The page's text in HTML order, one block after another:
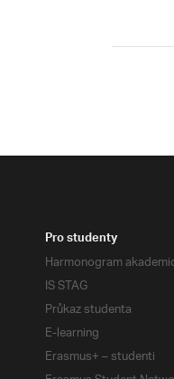
Pro studenty
Harmonogram
IS STAG
Průkaz studenta
E-learning
Erasmus+ – studenti